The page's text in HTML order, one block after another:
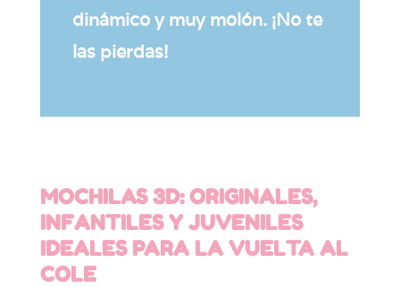
dinámico y muy molón. ¡No te
las pierdas!
MOCHILAS 3D: ORIGINALES,
INFANTILES Y JUVENILES
IDEALES PARA LA VUELTA AL
COLE